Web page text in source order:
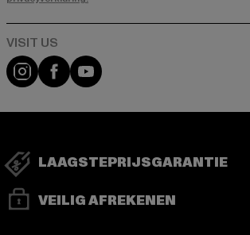
Visit our Instagram page:
Visit our Facebook page:
Visit our YouTube channel:
LAAGSTEPRIJSGARANTIE
VEILIG AFREKENEN